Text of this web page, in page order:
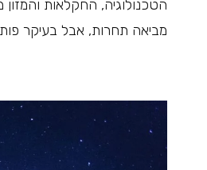
הטכנולוגיה, החקלאות
מביאה תחרות, אבל בעיקר